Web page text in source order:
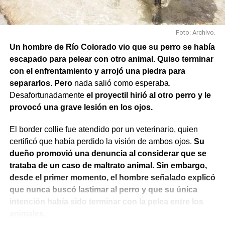
Foto: Archivo.
Un hombre de Río Colorado vio que su perro se había
escapado para pelear con otro animal. Quiso terminar
con el enfrentamiento y arrojó una piedra para
separarlos. Peronada salió como esperaba.
Desafortunadamente el proyectil hirió al otro perro y le
provocó una grave lesión en los ojos.
El border collie fue atendido por un veterinario, quien
certificó que había perdido la visión de ambos ojos. Su
dueño promovió una denuncia al considerar que se
trataba de un caso de maltrato animal. Sin embargo,
desde el primer momento, el hombre señalado explicó
que nunca buscó lastimar al perro y que su única
intención había sido terminar con la pelea entre los